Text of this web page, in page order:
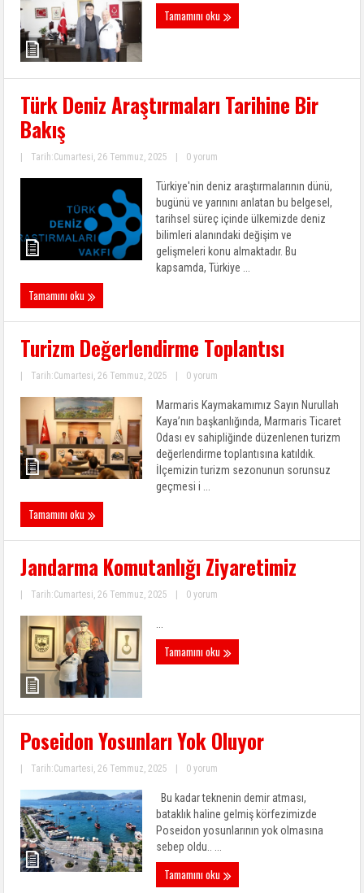
Tamamını oku
Türk Deniz Araştırmaları Tarihine Bir
Bakış
| Tarih:Cumartesi, 26 Temmuz, 2025 | 0 yorum
Türkiye'nin deniz araştırmalarının dünü,
bugünü ve yarınını anlatan bu belgesel,
tarihsel süreç içinde ülkemizde deniz
bilimleri alanındaki değişim ve
gelişmeleri konu almaktadır. Bu
kapsamda, Türkiye ...
Tamamını oku
Turizm Değerlendirme Toplantısı
| Tarih:Cumartesi, 26 Temmuz, 2025 | 0 yorum
Marmaris Kaymakamımız Sayın Nurullah
Kaya’nın başkanlığında, Marmaris Ticaret
Odası ev sahipliğinde düzenlenen turizm
değerlendirme toplantısına katıldık.
İlçemizin turizm sezonunun sorunsuz
geçmesi i ...
Tamamını oku
Jandarma Komutanlığı Ziyaretimiz
| Tarih:Cumartesi, 26 Temmuz, 2025 | 0 yorum
Tamamını oku
Poseidon Yosunları Yok Oluyor
| Tarih:Cumartesi, 26 Temmuz, 2025 | 0 yorum
Bu kadar teknenin demir atması,
bataklık haline gelmiş körfezimizde
Poseidon yosunlarının yok olmasına
sebep oldu.. ...
Tamamını oku